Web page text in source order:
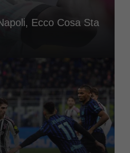
Ecco Cosa Sta